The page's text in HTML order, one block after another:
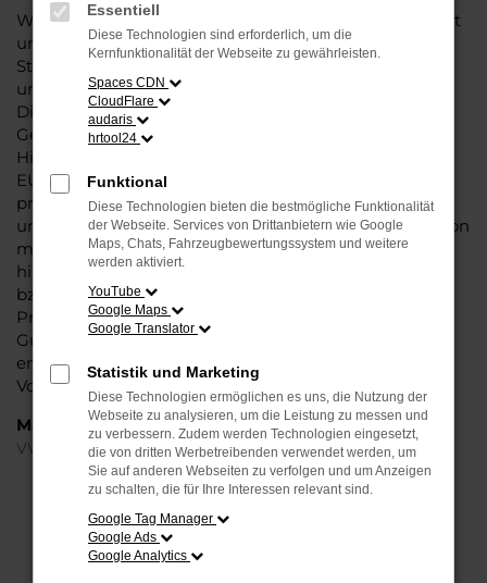
Wer in puncto Qualität keinerlei Kompromisse eingeht
und bei Fahrten durch Gütersloh auf dem neuesten
Stand der Automobiltechnik sein möchte, landet
unweigerlich bei einem VW Touareg EU-Neuwagen.
Dieses Fahrzeug überzeugt vor allem in der aktuellen
Generation in den Vergleichstests und gilt in vielerlei
Hinsicht als Trendsetter. Wenn Sie Ihren VW Touareg
EU-Neuwagen für Gütersloh bei Steinböhmer kaufen,
profitieren Sie gleich mehrfach. So bieten wir einen
umfangreichen Service und bringen eine Erfahrung von
mehr als 80 Jahren in die Beratung mit ein. Darüber
hinaus sichern Sie sich bei jedem Kauf einen Rabatt
bzw. Nachlass, der teilweise im zweistelligen
Prozentbereich liegt. VW Touareg EU-Neuwagen für
Gütersloh sind bei uns auch im Leasing zu haben und
entsprechend zu 100 Prozent Ihren individuellen
Vorstellungen.
Marken
VW
FEHLER: NETWORK ERROR
Beim Laden ist ein Fehler aufgetreten.
Essentiell
Diese Technologien sind erforderlich, um die
Kernfunktionalität der Webseite zu gewährleisten.
Spaces CDN
CloudFlare
audaris
hrtool24
Funktional
Diese Technologien bieten die bestmögliche Funktionalität
der Webseite. Services von Drittanbietern wie Google
Maps, Chats, Fahrzeugbewertungssystem und weitere
werden aktiviert.
YouTube
Google Maps
Google Translator
Statistik und Marketing
Diese Technologien ermöglichen es uns, die Nutzung der
Webseite zu analysieren, um die Leistung zu messen und
zu verbessern. Zudem werden Technologien eingesetzt,
die von dritten Werbetreibenden verwendet werden, um
Sie auf anderen Webseiten zu verfolgen und um Anzeigen
zu schalten, die für Ihre Interessen relevant sind.
Google Tag Manager
Google Ads
Google Analytics